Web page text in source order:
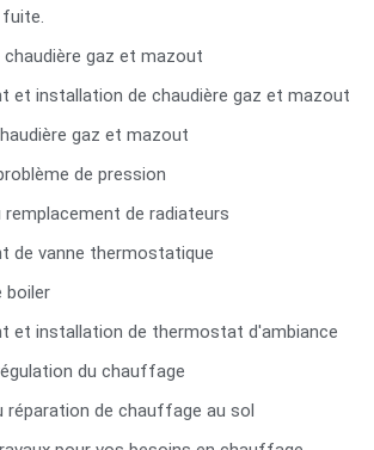
fuite.
chaudière gaz et mazout
et installation de chaudière gaz et mazout
gaz et mazout
de pression
remplacement de radiateurs
de vanne thermostatique
boiler
et installation de thermostat d'ambiance
du chauffage
réparation de chauffage au sol